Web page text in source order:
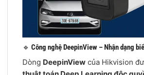
🔹 Công nghệ DeepinView – Nhận dạng
Dòng DeepinView của Hikvision